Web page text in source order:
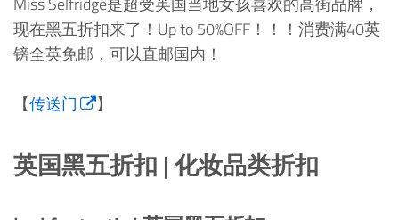
现在黑五折扣来了！Up to 50%OFF！！！消费满40英
镑全英免邮，可以直邮国内！
【传送门 】
英国黑五折扣 | 化妆品类折扣